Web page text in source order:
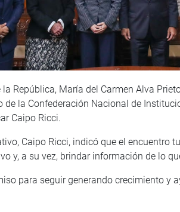
República, María del Carmen Alva
la Confederación Nacional de
Caipo Ricci.
Caipo Ricci, indicó que el encuentro
y, a su vez, brindar información de lo
para seguir generando crecimiento y